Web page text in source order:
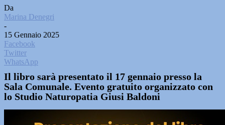
Da
Marina Denegri
-
15 Gennaio 2025
Facebook
Twitter
WhatsApp
Il libro sarà presentato il 17 gennaio presso la
Sala Comunale. Evento gratuito organizzato con
lo Studio Naturopatia Giusi Baldoni